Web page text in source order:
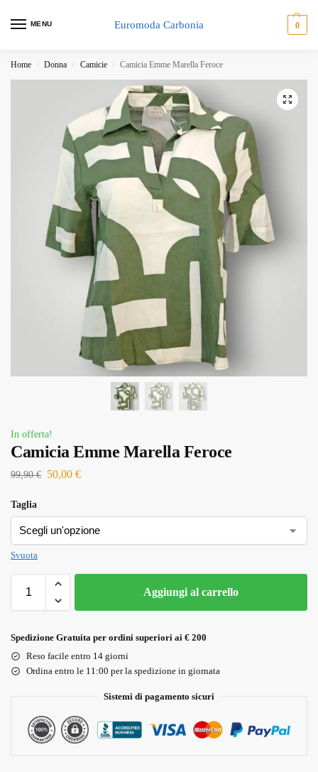
MENU Euromoda Carbonia 0
Home / Donna / Camicie / Camicia Emme Marella Feroce
In offerta!
Camicia Emme Marella Feroce
99,90€ 50,00 €
Taglia
Svuota
Aggiungi al carrello
Spedizione Gratuita per ordini superiori ai € 200
Reso facile entro 14 giorni
Ordina entro le 11:00 per la spedizione in giornata
Sistemi di pagamento sicuri